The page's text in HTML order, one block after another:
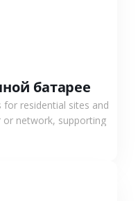
батарее
residential sites and
network, supporting